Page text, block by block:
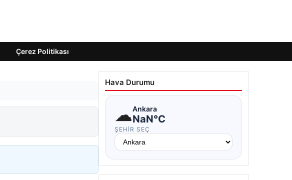
Çerez Politikası
Hava Durumu
☁Ankara
NaN°C
ŞEHIR SEÇ